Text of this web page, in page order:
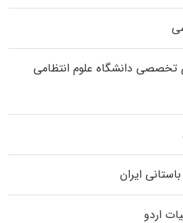
تخصصی داﻧﺸﮕﺎه ﻋﻠﻮم انتظامی
ایران
اردو